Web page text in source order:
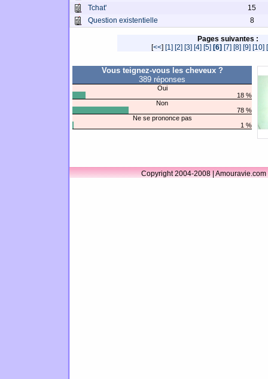
Tchat'
15
Question existentielle
8
Pages suivantes :
[<<] [1] [2] [3] [4] [5] [6] [7] [8] [9] [10]
Vous teignez-vous les cheveux ?
389 réponses
Oui
18 %
Non
78 %
Ne se prononce pas
1 %
Copyright 2004-2008 |